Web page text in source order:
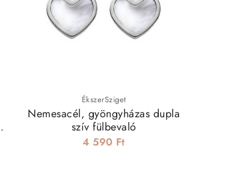
ÉkszerSziget
Nemesacél, gyöngyházas dupla
szív fülbevaló
4 590 Ft